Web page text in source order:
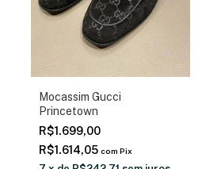
Mocassim Gucci
Princetown
R$1.699,00
R$1.614,05 com Pix